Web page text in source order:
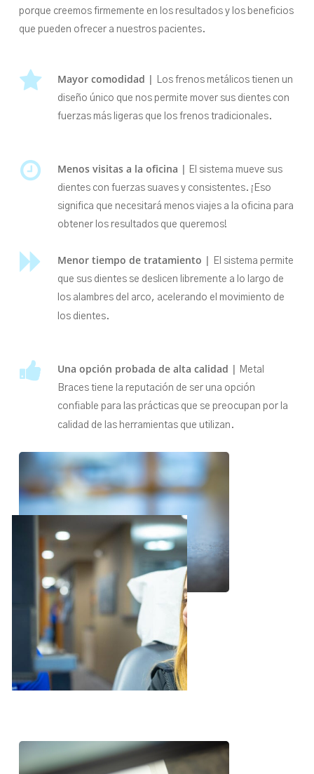
porque creemos firmemente en los resultados y los beneficios
que pueden ofrecer a nuestros pacientes.
Mayor comodidad |
Los frenos metálicos tienen un
diseño único que nos permite mover sus dientes con
fuerzas más ligeras que los frenos tradicionales.
Menos visitas a la oficina |
El sistema mueve sus
dientes con fuerzas suaves y consistentes. ¡Eso
significa que necesitará menos viajes a la oficina para
obtener los resultados que queremos!
Menor tiempo de tratamiento |
El sistema permite
que sus dientes se deslicen libremente a lo largo de
los alambres del arco, acelerando el movimiento de
los dientes.
Una opción probada de alta calidad |
Metal
Braces tiene la reputación de ser una opción
confiable para las prácticas que se preocupan por la
calidad de las herramientas que utilizan.